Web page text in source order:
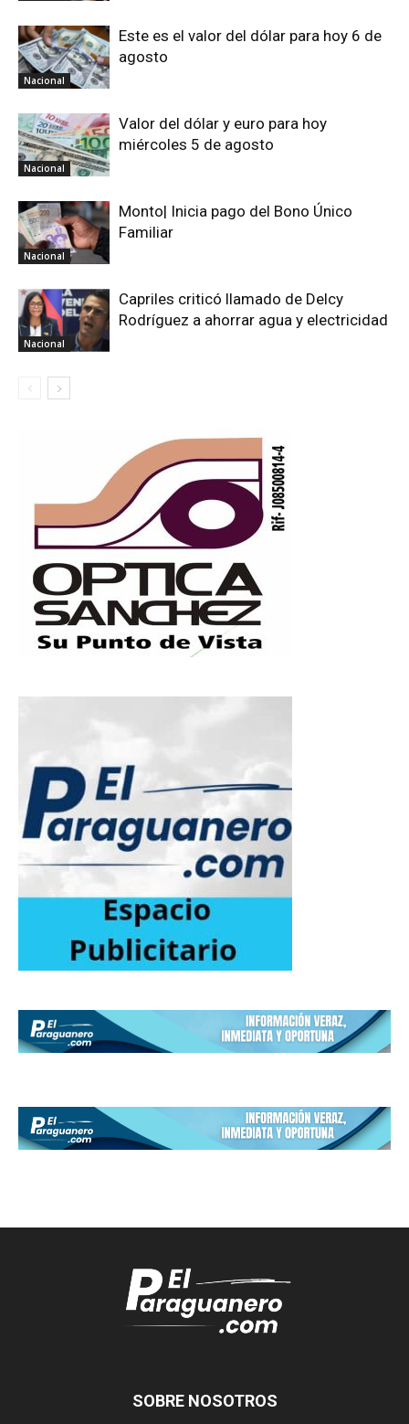
Nacional
Este es el valor del dólar para hoy 6 de
agosto
Nacional
Valor del dólar y euro para hoy
miércoles 5 de agosto
Nacional
Monto| Inicia pago del Bono Único
Familiar
Nacional
Capriles criticó llamado de Delcy
Rodríguez a ahorrar agua y electricidad
SOBRE NOSOTROS